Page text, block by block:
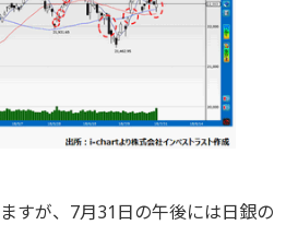
すが、7月31日の午後には日銀の